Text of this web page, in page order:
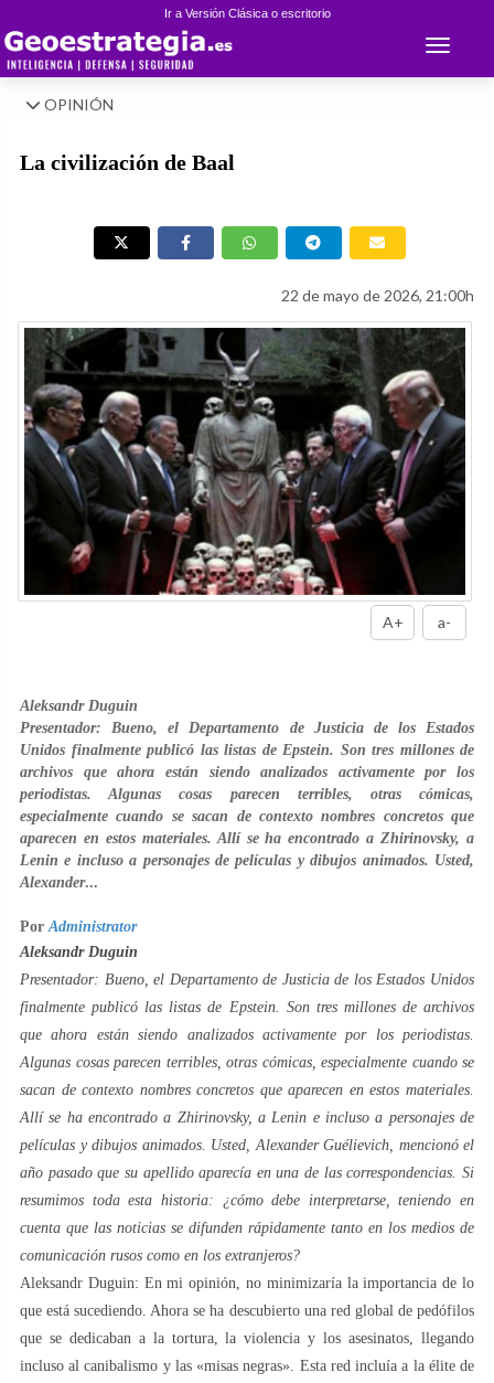
Ir a Versión Clásica o escritorio
Toggle
OPINIÓN
La civilización de Baal
22 de mayo de 2026, 21:00h
A+ a-
Aleksandr Duguin
Presentador: Bueno, el Departamento de Justicia de los Estados
Unidos finalmente publicó las listas de Epstein. Son tres millones de
archivos que ahora están siendo analizados activamente por los
periodistas. Algunas cosas parecen terribles, otras cómicas,
especialmente cuando se sacan de contexto nombres concretos que
aparecen en estos materiales. Allí se ha encontrado a Zhirinovsky, a
Lenin e incluso a personajes de películas y dibujos animados. Usted,
Alexander...
Por Administrator
Aleksandr Duguin
Presentador: Bueno, el Departamento de Justicia de los Estados Unidos
finalmente publicó las listas de Epstein. Son tres millones de archivos
que ahora están siendo analizados activamente por los periodistas.
Algunas cosas parecen terribles, otras cómicas, especialmente cuando se
sacan de contexto nombres concretos que aparecen en estos materiales.
Allí se ha encontrado a Zhirinovsky, a Lenin e incluso a personajes de
películas y dibujos animados. Usted, Alexander Guélievich, mencionó el
año pasado que su apellido aparecía en una de las correspondencias. Si
resumimos toda esta historia: ¿cómo debe interpretarse, teniendo en
cuenta que las noticias se difunden rápidamente tanto en los medios de
comunicación rusos como en los extranjeros?
Aleksandr Duguin: En mi opinión, no minimizaría la importancia de lo
que está sucediendo. Ahora se ha descubierto una red global de pedófilos
que se dedicaban a la tortura, la violencia y los asesinatos, llegando
incluso al canibalismo y las «misas negras». Esta red incluía a la élite de